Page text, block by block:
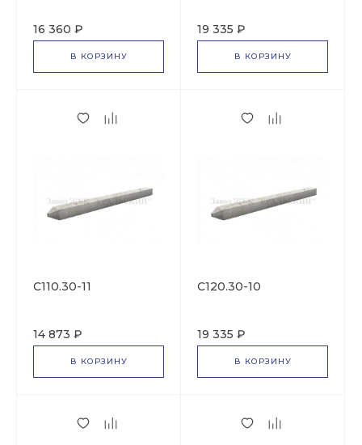
16 360 ₽
В КОРЗИНУ
19 335 ₽
В КОРЗИНУ
С110.30-11
14 873 ₽
В КОРЗИНУ
С120.30-10
19 335 ₽
В КОРЗИНУ